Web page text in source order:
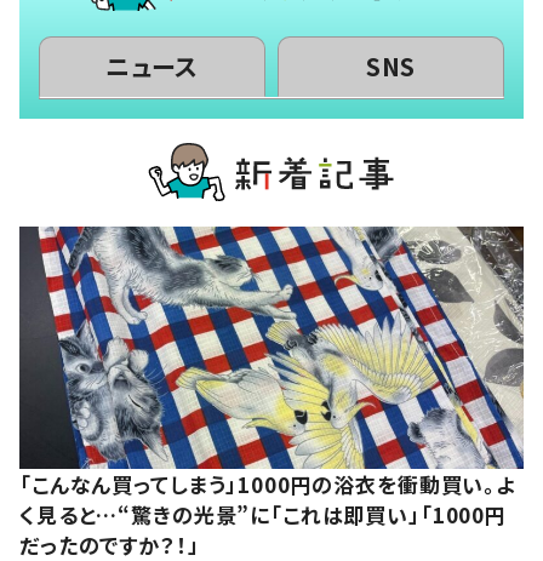
ニュース SNS
「こんなん買ってしまう」1000円の浴衣を衝動買い。よ
く見ると…“驚きの光景”に「これは即買い」「1000円
だったのですか？！」